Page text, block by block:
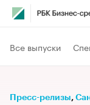
Все выпуски
Пресс-релизы⁠,